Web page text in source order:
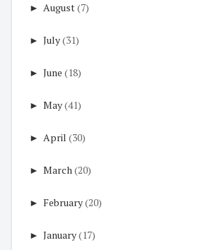
► August(7)
► July(31)
► June (18)
► May(41)
► April (30)
► March(20)
► February(20)
► January(17)